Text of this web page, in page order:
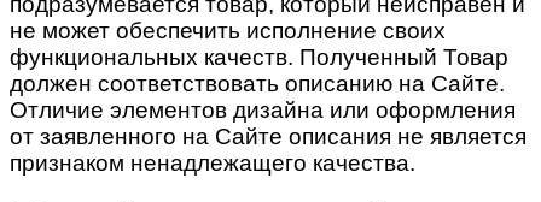
не может обеспечить исполнение своих
функциональных качеств. Полученный Товар
должен соответствовать описанию на Сайте.
Отличие элементов дизайна или оформления
от заявленного на Сайте описания не является
признаком ненадлежащего качества.